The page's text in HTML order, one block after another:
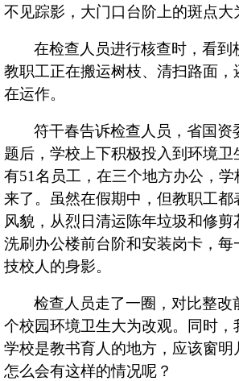
不见踪影，大门口台阶上的斑点大
在检查人员进行核查时，看到
教职工正在搬运树枝、清扫路面，
在运作。
符干春告诉检查人员，省国资
题后，学校上下积极投入到环境
有51名员工，在三个地方办公，
来了。虽然在假期中，但教职工都
风貌，从烈日清运陈年垃圾和修
洗刷办公楼前台阶和安装岗卡，每
技校人的身影。
检查人员走了一圈，对比整改
个校园环境卫生大为改观。同时，
学校是教书育人的地方，应该窗明
怎么会有这样的情况呢？